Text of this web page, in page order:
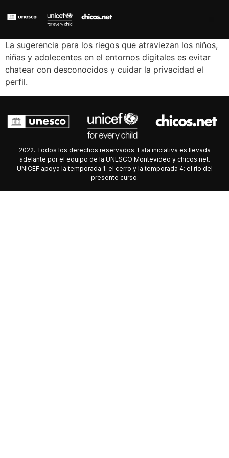
La sugerencia para los riegos que atraviezan los niños,
niñas y adolecentes en el entornos digitales es evitar
chatear con desconocidos y cuidar la privacidad el
perfil.
2022. Todos los derechos reservados. Esta iniciativa es llevada
adelante por el equipo de la UNESCO Montevideo y chicos.net.
UNICEF apoya la temporada 1: el cerro y la temporada 4: el río del
presente curso.